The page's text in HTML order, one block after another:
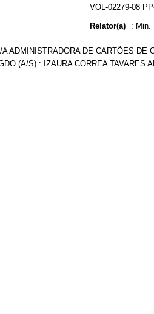
VOL-02279-08
Relator(a) : Min.
ADMINISTRADORA DE CARTÕES DE
S) : IZAURA CORREA TAVARES